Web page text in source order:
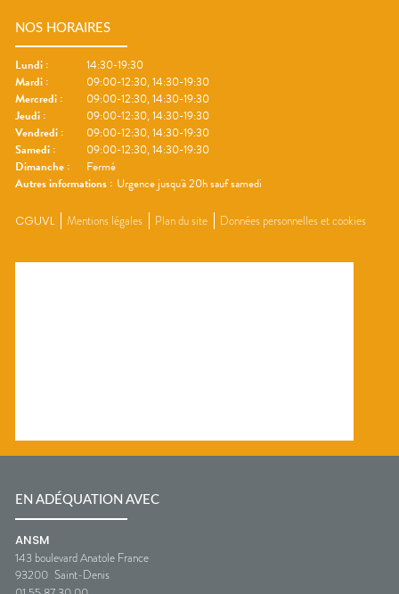
NOS HORAIRES
Lundi :
14:30-19:30
Mardi :
09:00-12:30, 14:30-19:30
Mercredi :
09:00-12:30, 14:30-19:30
Jeudi :
09:00-12:30, 14:30-19:30
Vendredi :
09:00-12:30, 14:30-19:30
Samedi :
09:00-12:30, 14:30-19:30
Dimanche :
Fermé
Autres informations : Urgence jusqu'à 20h sauf samedi
CGUVL Mentions légales Plan du site Données personnelles et cookies
EN ADÉQUATION AVEC
ANSM
143 boulevard Anatole France
93200 Saint-Denis